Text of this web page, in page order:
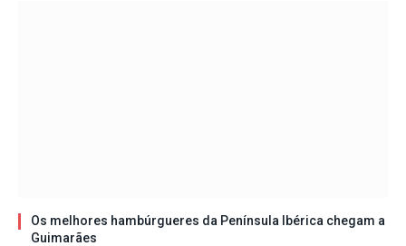
Os melhores hambúrgueres da Península Ibérica chegam a
Guimarães